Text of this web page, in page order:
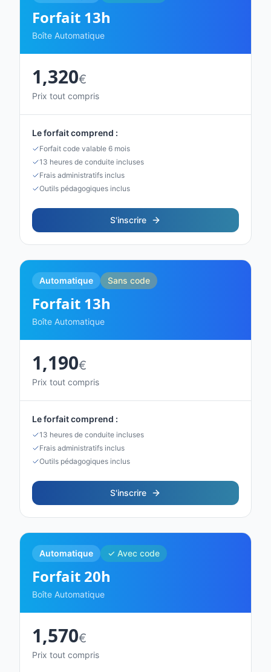
Forfait 13h
Boîte Automatique
1,320€
Prix tout compris
Le forfait comprend :
Forfait code valable 6 mois
13 heures de conduite incluses
Frais administratifs inclus
Outils pédagogiques inclus
S'inscrire
Automatique Sans code
Forfait 13h
Boîte Automatique
1,190€
Prix tout compris
Le forfait comprend :
13 heures de conduite incluses
Frais administratifs inclus
Outils pédagogiques inclus
S'inscrire
Automatique ✓ Avec code
Forfait 20h
Boîte Automatique
1,570€
Prix tout compris